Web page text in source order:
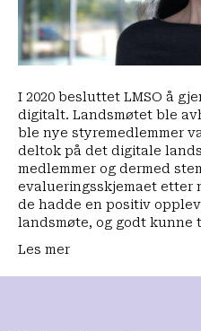
I 2020 besluttet LMSO å
digitalt. Landsmøtet ble
ble nye styremedlemmer
deltok på det digitale
medlemmer og dermed
evalueringsskjemaet
de hadde en positiv
landsmøte, og godt kunne
Les mer